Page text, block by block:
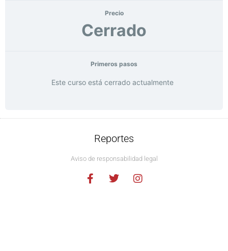
Precio
Cerrado
Primeros pasos
Este curso está cerrado actualmente
Reportes
Aviso de responsabilidad legal